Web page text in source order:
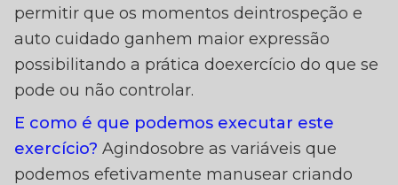
permitir que os momentos deintrospeção e
auto cuidado ganhem maior expressão
possibilitando a prática doexercício do que se
pode ou não controlar.
E como é que podemos executar este
exercício? Agindosobre as variáveis que
podemos efetivamente manusear criando